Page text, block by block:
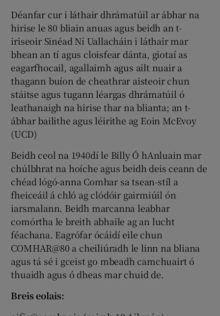
Déanfar cur i láthair dhrámatúil ar ábhar na
hirise le 80 bliain anuas agus beidh an t-
iriseoir Sinéad Ní Uallacháin i láthair mar
bhean an tí agus cloisfear dánta, giotaí as
eagarfhocail, agallaimh agus ailt nuair a
thagann buíon de cheathrar aisteoir chun
stáitse agus tugann léargas dhrámatúil ó
leathanaigh na hirise thar na blianta; an t-
ábhar bailithe agus léirithe ag Eoin McEvoy
(UCD)
Beidh ceol na 1940dí le Billy Ó hAnluain mar
chúlbhrat na hoíche agus beidh deis ceann de
chéad lógó-anna Comhar sa tsean-stíl a
fheiceáil á chló ag clódóir gairmiúil ón
iarsmalann. Beidh marcanna leabhar
comórtha le breith abhaile ag an lucht
féachana. Eagrófar ócáidí eile chun
COMHAR@80 a cheiliúradh le linn na bliana
agus tá sé i gceist go mbeadh camchuairt ó
thuaidh agus ó dheas mar chuid de.
Breis eolais: